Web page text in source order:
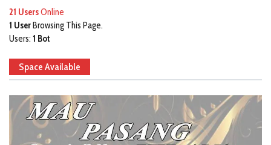
21 UsersOnline
1 UserBrowsing This Page.
Users: 1 Bot
Space Available